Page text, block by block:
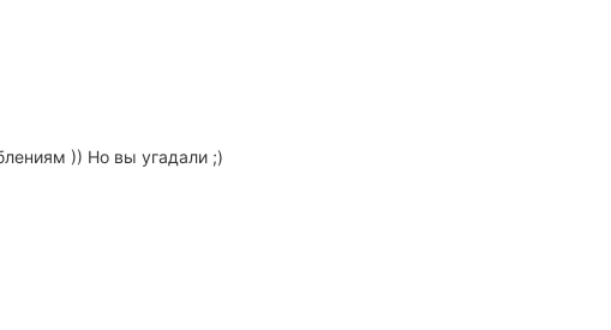
)) Но вы угадали ;)